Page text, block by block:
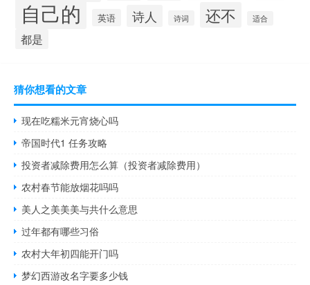
自己的 英语 诗人 诗词 还不 适合
都是
猜你想看的文章
现在吃糯米元宵烧心吗
帝国时代1 任务攻略
投资者减除费用怎么算（投资者减除费用）
农村春节能放烟花吗吗
美人之美美美与共什么意思
过年都有哪些习俗
农村大年初四能开门吗
梦幻西游改名字要多少钱